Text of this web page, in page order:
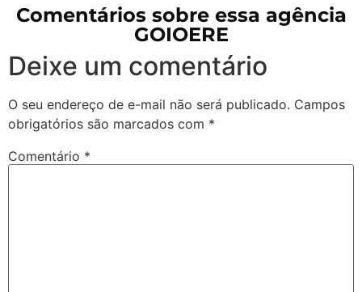
Comentários sobre essa agência
GOIOERE
Deixe um comentário
O seu endereço de e-mail não será publicado. Campos
obrigatórios são marcados com *
Comentário *